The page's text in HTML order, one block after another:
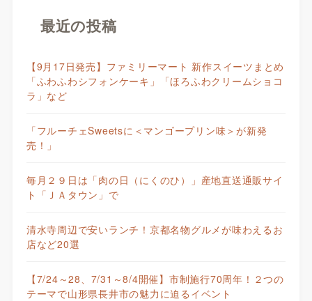
最近の投稿
【9月17日発売】ファミリーマート 新作スイーツまとめ
「ふわふわシフォンケーキ」「ほろふわクリームショコ
ラ」など
「フルーチェSweetsに＜マンゴープリン味＞が新発
売！」
毎月２９日は「肉の日（にくのひ）」産地直送通販サイ
ト「ＪＡタウン」で
清水寺周辺で安いランチ！京都名物グルメが味わえるお
店など20選
【7/24～28、7/31～8/4開催】市制施行70周年！２つの
テーマで山形県長井市の魅力に迫るイベント